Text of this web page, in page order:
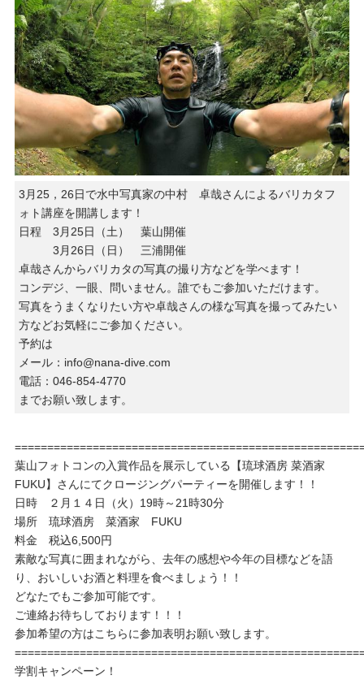
3月25，26日で水中写真家の中村 卓哉さんによるバリカタフ
ォト講座を開講します！
日程 3月25日（土） 葉山開催
3月26日（日） 三浦開催
卓哉さんからバリカタの写真の撮り方などを学べます！
コンデジ、一眼、問いません。誰でもご参加いただけます。
写真をうまくなりたい方や卓哉さんの様な写真を撮ってみたい
方などお気軽にご参加ください。
予約は
メール：info@nana-dive.com
電話：046-854-4770
までお願い致します。
葉山フォトコンの入賞作品を展示している【琉球酒房 菜酒家
FUKU】さんにてクロージングパーティーを開催します！！
日時 ２月１４日（火）19時～21時30分
場所 琉球酒房 菜酒家 FUKU
料金 税込6,500円
素敵な写真に囲まれながら、去年の感想や今年の目標などを語
り、おいしいお酒と料理を食べましょう！！
どなたでもご参加可能です。
ご連絡お待ちしております！！！
参加希望の方はこちらに参加表明お願い致します。
学割キャンペーン！